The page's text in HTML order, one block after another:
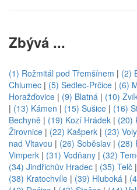
Zbývá ...
(1) Rožmitál pod Třemšínem | (2)
Chlumec | (5) Sedlec-Prčice | (6)
Horažďovice | (9) Blatná | (10)
| (13) Kámen | (15) Sušice | (16)
Bechyně | (19) Kozí Hrádek | (20)
Žirovnice | (22) Kašperk | (23)
nad Vltavou | (26) Soběslav | (28)
Vimperk | (31) Vodňany | (32)
(34) Jindřichův Hradec | (35) Telč |
(38) Kratochvíle | (39) Hluboká |